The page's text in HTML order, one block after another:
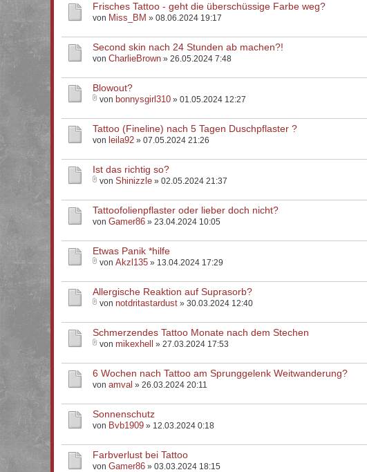
Frisches Tattoo - geht die überschüssige Farbe weg?
von Miss_BM » 08.06.2024 19:17
Second skin nach 24 Stunden ab machen?!
von CharlieBrown » 26.05.2024 7:48
Blowout?
von bonnysgirl310 » 01.05.2024 12:27
Tattoo (Fineline) nach 5 Tagen Duschpflaster ?
von leila92 » 07.05.2024 21:26
Ist das richtig so?
von Shinizzle » 02.05.2024 21:37
Tattoofolienpflaster oder lieber doch nicht?
von Gamer86 » 23.04.2024 10:05
Etwas Panik *hilfe
von Akzl135 » 13.04.2024 17:29
Allergische Reaktion auf Suprasorb?
von notdritastardust » 30.03.2024 12:40
Schmerzendes Tattoo Monate nach dem Stechen
von mikexhell » 27.03.2024 17:53
6 Wochen nach Tattoo am Sprunggelenk Weitwanderung?
von amval » 26.03.2024 20:11
Sonnenschutz
von Bvb1909 » 12.03.2024 0:18
Farbverlust bei Tattoo
von Gamer86 » 03.03.2024 18:15